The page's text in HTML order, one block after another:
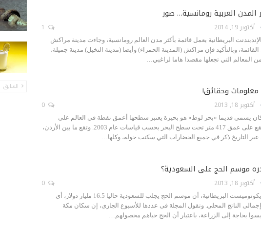
العربية رومانسية… صور
أكتوبر 19, 2014
البريطانية بعمل قائمة بأكثر مدن العالم رومانسية، وجاءت مدينة مراكش
وبالتأكيد فإن مراكش (المدينة الحمراء) وأيضا (مدينة النخيل) مدينة جميلة،
من المعالم التي تجعلها مقصدا هاما لراغبي…
معلومات وحقائق!
أكتوبر 18, 2013
يسمى قديما «بحر لوط» هو بحيرة يعتبر سطحها أعمق نقطة في العالم على
اليابسة حيث يقع على عمق 417 متر تحت سطح البحر بحسب قياسات عام 2003. وتقع ما بين الأردن،
التاريخ ذكر في جميع الحضارات التي سكنت حوله، وكلها…
موسم الحج على السعودية؟
أكتوبر 18, 2013
ذكرت مجلة الإيكونوميست البريطانية، أن موسم الحج يجلب للسعودية حاليا 16.5 مليار دولار، أى
من إجمالى الناتج المحلى. وتقول المجلة فى عددها للأسبوع الجارى، إن سكان مكة
بحاجة إلى الزراعة، باعتبار أن الحج حباهم محصولهم…
السابق